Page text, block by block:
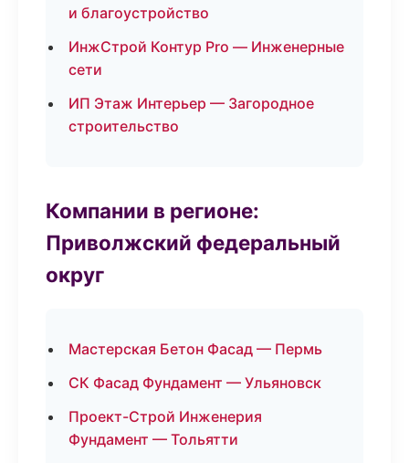
и благоустройство
ИнжСтрой Контур Pro — Инженерные
сети
ИП Этаж Интерьер — Загородное
строительство
Компании в регионе:
Приволжский федеральный
округ
Мастерская Бетон Фасад — Пермь
СК Фасад Фундамент — Ульяновск
Проект-Строй Инженерия
Фундамент — Тольятти